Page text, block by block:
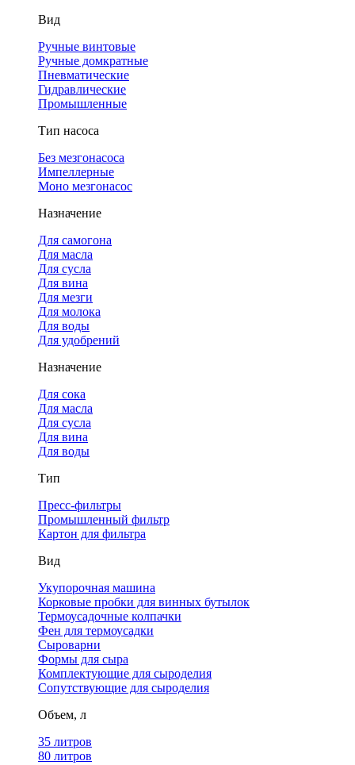
Вид
Ручные винтовые
Ручные домкратные
Пневматические
Гидравлические
Промышленные
Тип насоса
Без мезгонасоса
Импеллерные
Моно мезгонасос
Назначение
Для самогона
Для масла
Для сусла
Для вина
Для мезги
Для молока
Для воды
Для удобрений
Назначение
Для сока
Для масла
Для сусла
Для вина
Для воды
Тип
Пресс-фильтры
Промышленный фильтр
Картон для фильтра
Вид
Укупорочная машина
Корковые пробки для винных бутылок
Термоусадочные колпачки
Фен для термоусадки
Сыроварни
Формы для сыра
Комплектующие для сыроделия
Сопутствующие для сыроделия
Объем, л
35 литров
80 литров